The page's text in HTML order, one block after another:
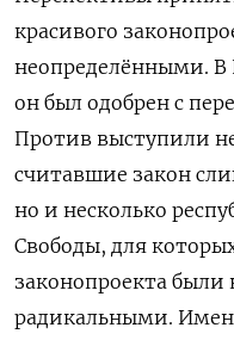
красивого
неопределёнными. В
он был одобрен с
Против выступили
считавшие закон
но и несколько
Свободы, для
законопроекта были
радикальными.